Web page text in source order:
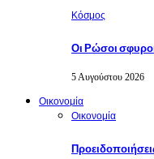
Κόσμος
Οι Ρώσοι
5 Αυγούστου 2026
Οικονομία
Οικονομία